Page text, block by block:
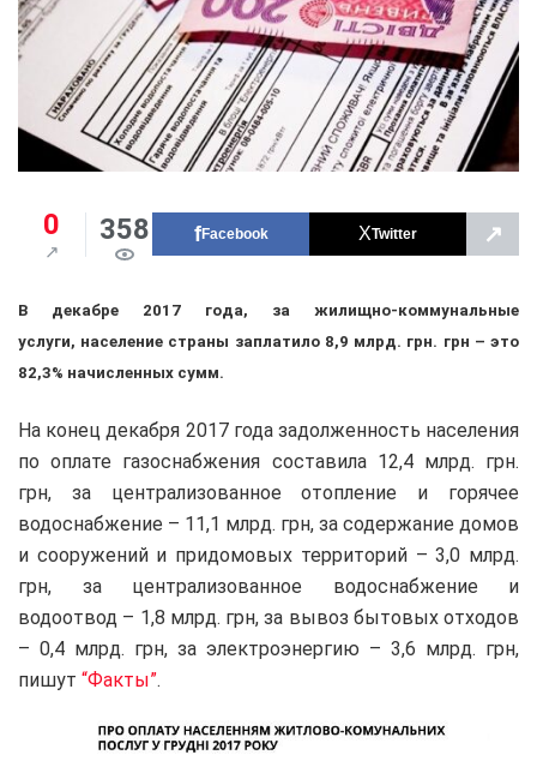
0 358 Facebook Twitter ↗
В декабре 2017 года, за жилищно-коммунальные
услуги, население страны заплатило 8,9 млрд. грн. грн – это
82,3% начисленных сумм.
На конец декабря 2017 года задолженность населения
по оплате газоснабжения составила 12,4 млрд. грн.
грн, за централизованное отопление и горячее
водоснабжение – 11,1 млрд. грн, за содержание домов
и сооружений и придомовых территорий – 3,0 млрд.
грн, за централизованное водоснабжение и
водоотвод – 1,8 млрд. грн, за вывоз бытовых отходов
– 0,4 млрд. грн, за электроэнергию – 3,6 млрд. грн,
пишут “Факты”.